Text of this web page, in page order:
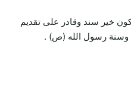
خير سند وقادر على تقديم
وسنة رسول الله (ص) .